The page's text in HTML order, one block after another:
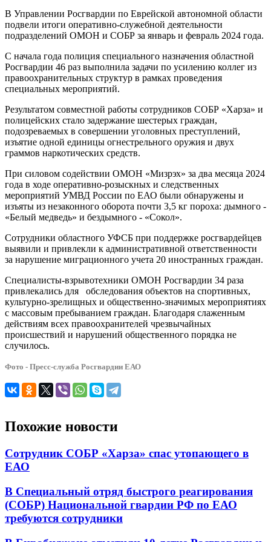
В Управлении Росгвардии по Еврейской автономной области
подвели итоги оперативно-служебной деятельности
подразделений ОМОН и СОБР за январь и февраль 2024 года.
С начала года полиция специального назначения областной
Росгвардии 46 раз выполнила задачи по усилению коллег из
правоохранительных структур в рамках проведения
специальных мероприятий.
Результатом совместной работы сотрудников СОБР «Харза» и
полицейских стало задержание шестерых граждан,
подозреваемых в совершении уголовных преступлений,
изъятие одной единицы огнестрельного оружия и двух
граммов наркотических средств.
При силовом содействии ОМОН «Мизрэх» за два месяца 2024
года в ходе оперативно-розыскных и следственных
мероприятий УМВД России по ЕАО были обнаружены и
изъяты из незаконного оборота почти 3,5 кг пороха: дымного -
«Белый медведь» и бездымного - «Сокол».
Сотрудники областного УФСБ при поддержке росгвардейцев
выявили и привлекли к административной ответственности
за нарушение миграционного учета 20 иностранных граждан.
Специалисты-взрывотехники ОМОН Росгвардии 34 раза
привлекались для обследования объектов на спортивных,
культурно-зрелищных и общественно-значимых мероприятиях
с массовым пребыванием граждан. Благодаря слаженным
действиям всех правоохранителей чрезвычайных
происшествий и нарушений общественного порядка не
случилось.
Фото - Пресс-служба Росгвардии ЕАО
Похожие новости
Сотрудник СОБР «Харза» спас утопающего в
ЕАО
В Специальный отряд быстрого реагирования
(СОБР) Национальной гвардии РФ по ЕАО
требуются сотрудники